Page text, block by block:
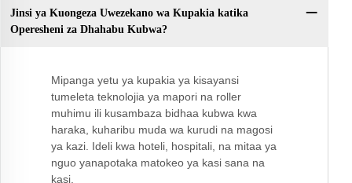
Jinsi ya Kuongeza Uwezekano wa Kupakia katika
Operesheni za Dhahabu Kubwa?
Mipanga yetu ya kupakia ya kisayansi
tumeleta teknolojia ya mapori na roller
muhimu ili kusambaza bidhaa kubwa kwa
haraka, kuharibu muda wa kurudi na magosi
ya kazi. Ideli kwa hoteli, hospitali, na mitaa ya
nguo yanapotaka matokeo ya kasi sana na
kasi.